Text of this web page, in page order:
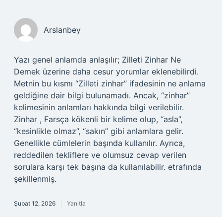
Arslanbey
Yazı genel anlamda anlaşılır; Zilleti Zinhar Ne
Demek üzerine daha cesur yorumlar eklenebilirdi.
Metnin bu kısmı “Zilleti zinhar” ifadesinin ne anlama
geldiğine dair bilgi bulunamadı. Ancak, “zinhar”
kelimesinin anlamları hakkında bilgi verilebilir.
Zinhar , Farsça kökenli bir kelime olup, “asla”,
“kesinlikle olmaz”, “sakın” gibi anlamlara gelir.
Genellikle cümlelerin başında kullanılır. Ayrıca,
reddedilen tekliflere ve olumsuz cevap verilen
sorulara karşı tek başına da kullanılabilir. etrafında
şekillenmiş.
Şubat 12, 2026 Yanıtla